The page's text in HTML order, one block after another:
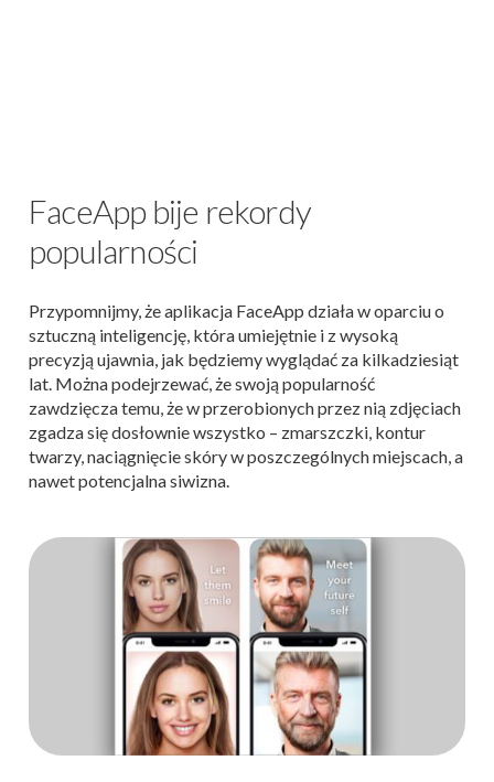
FaceApp bije rekordy
popularności
Przypomnijmy, że aplikacja FaceApp działa w oparciu o
sztuczną inteligencję, która umiejętnie i z wysoką
precyzją ujawnia, jak będziemy wyglądać za kilkadziesiąt
lat. Można podejrzewać, że swoją popularność
zawdzięcza temu, że w przerobionych przez nią zdjęciach
zgadza się dosłownie wszystko – zmarszczki, kontur
twarzy, naciągnięcie skóry w poszczególnych miejscach, a
nawet potencjalna siwizna.